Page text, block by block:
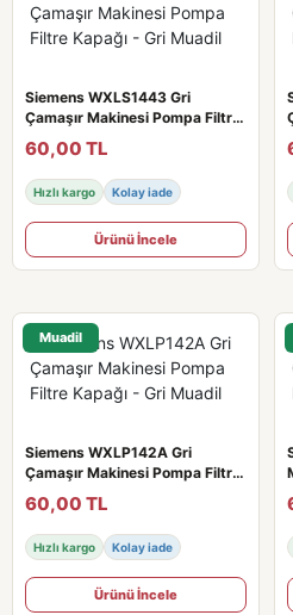
Siemens WXLS1443 Gri
Çamaşır Makinesi Pompa Filtre
60,00 TL
Hızlı kargo Kolay iade
Ürünü İncele
Muadil
Siemens WXLP142A Gri
Çamaşır Makinesi Pompa Filtre
60,00 TL
Hızlı kargo Kolay iade
Ürünü İncele